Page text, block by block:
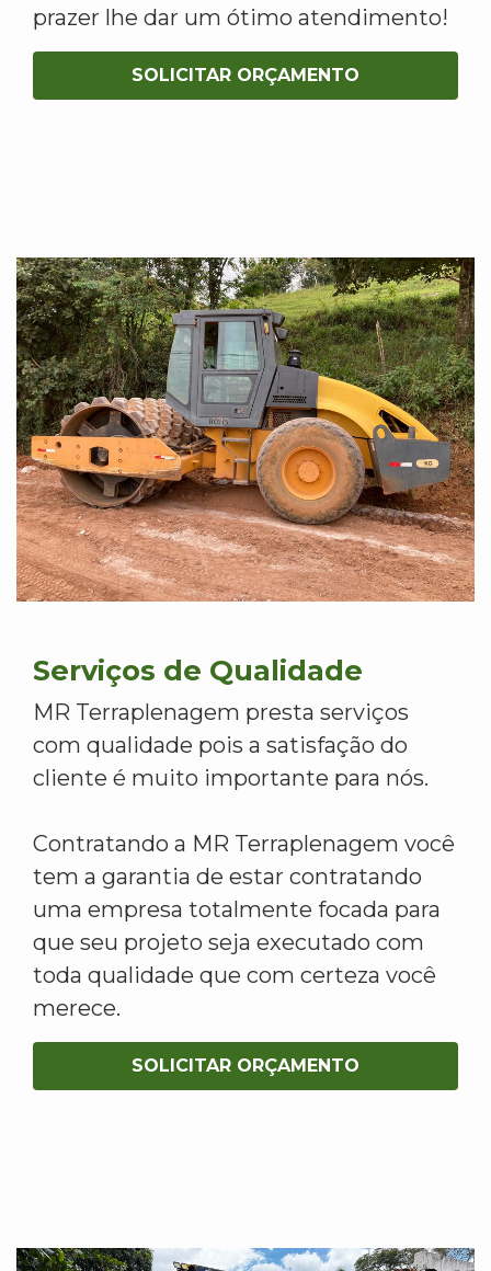
prazer lhe dar um ótimo atendimento!
SOLICITAR ORÇAMENTO
Serviços de Qualidade
MR Terraplenagem presta serviços
com qualidade pois a satisfação do
cliente é muito importante para nós.
Contratando a MR Terraplenagem você
tem a garantia de estar contratando
uma empresa totalmente focada para
que seu projeto seja executado com
toda qualidade que com certeza você
merece.
SOLICITAR ORÇAMENTO